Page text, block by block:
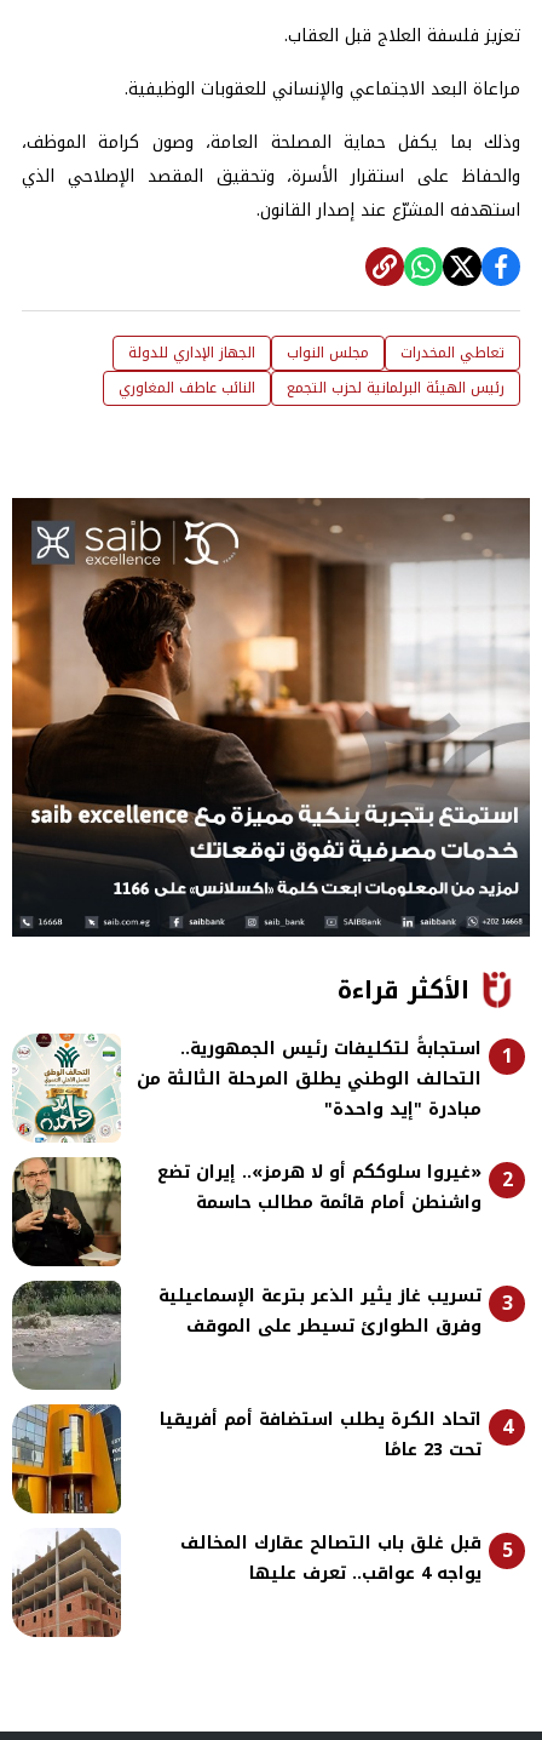
تعزيز فلسفة العلاج قبل العقاب.
مراعاة البعد الاجتماعي والإنساني للعقوبات الوظيفية.
وذلك بما يكفل حماية المصلحة العامة، وصون كرامة الموظف،
والحفاظ على استقرار الأسرة، وتحقيق المقصد الإصلاحي الذي
استهدفه المشرّع عند إصدار القانون.
تعاطي المخدرات مجلس النواب
الجهاز الإداري للدولة
رئيس الهيئة البرلمانية لحزب التجمع
النائب عاطف المغاوري
الأكثر قراءة
1
استجابةً لتكليفات رئيس الجمهورية..
التحالف الوطني يطلق المرحلة الثالثة من
مبادرة "إيد واحدة"
2
«غيروا سلوككم أو لا هرمز».. إيران تضع
واشنطن أمام قائمة مطالب حاسمة
3
تسريب غاز يثير الذعر بترعة الإسماعيلية
وفرق الطوارئ تسيطر على الموقف
4
اتحاد الكرة يطلب استضافة أمم أفريقيا
تحت 23 عامًا
5
قبل غلق باب التصالح عقارك المخالف
يواجه 4 عواقب.. تعرف عليها